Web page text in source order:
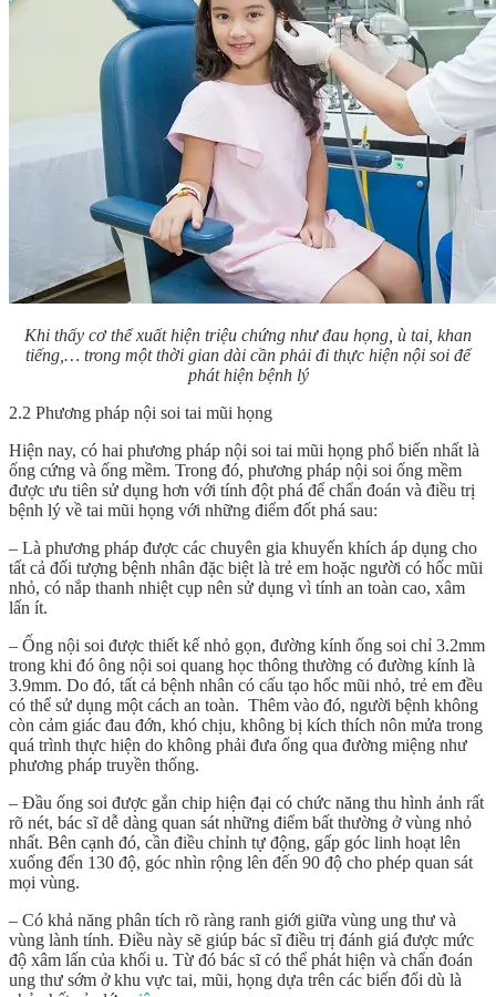
Khi thấy cơ thể xuất hiện triệu chứng như đau họng, ù tai, khan
tiếng,… trong một thời gian dài cần phải đi thực hiện nội soi để
phát hiện bệnh lý
2.2 Phương pháp nội soi tai mũi họng
Hiện nay, có hai phương pháp nội soi tai mũi họng phổ biến nhất là
ống cứng và ống mềm. Trong đó, phương pháp nội soi ống mềm
được ưu tiên sử dụng hơn với tính đột phá để chẩn đoán và điều trị
bệnh lý về tai mũi họng với những điểm đốt phá sau:
– Là phương pháp được các chuyên gia khuyến khích áp dụng cho
tất cả đối tượng bệnh nhân đặc biệt là trẻ em hoặc người có hốc mũi
nhỏ, có nắp thanh nhiệt cụp nên sử dụng vì tính an toàn cao, xâm
lấn ít.
– Ống nội soi được thiết kế nhỏ gọn, đường kính ống soi chỉ 3.2mm
trong khi đó ông nội soi quang học thông thường có đường kính là
3.9mm. Do đó, tất cả bệnh nhân có cấu tạo hốc mũi nhỏ, trẻ em đều
có thể sử dụng một cách an toàn. Thêm vào đó, người bệnh không
còn cảm giác đau đớn, khó chịu, không bị kích thích nôn mửa trong
quá trình thực hiện do không phải đưa ống qua đường miệng như
phương pháp truyền thống.
– Đầu ống soi được gắn chip hiện đại có chức năng thu hình ảnh rất
rõ nét, bác sĩ dễ dàng quan sát những điểm bất thường ở vùng nhỏ
nhất. Bên cạnh đó, cần điều chỉnh tự động, gấp góc linh hoạt lên
xuống đến 130 độ, góc nhìn rộng lên đến 90 độ cho phép quan sát
mọi vùng.
– Có khả năng phân tích rõ ràng ranh giới giữa vùng ung thư và
vùng lành tính. Điều này sẽ giúp bác sĩ điều trị đánh giá được mức
độ xâm lấn của khối u. Từ đó bác sĩ có thể phát hiện và chẩn đoán
ung thư sớm ở khu vực tai, mũi, họng dựa trên các biến đổi dù là